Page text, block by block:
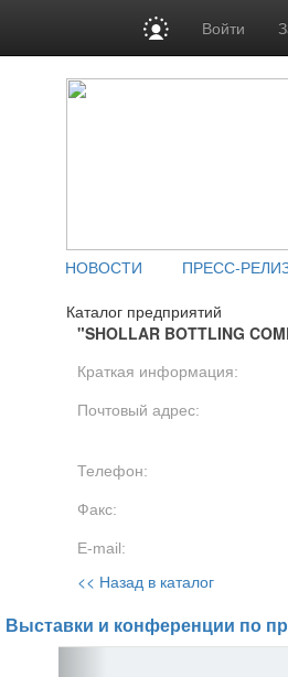
Войти
НОВОСТИ ПРЕСС-
Каталог предприятий
"SHOLLAR BOTTLING
Краткая информация:
Почтовый адрес:
Телефон:
Факс:
E-mail:
<< Назад в каталог
Выставки и конференции по